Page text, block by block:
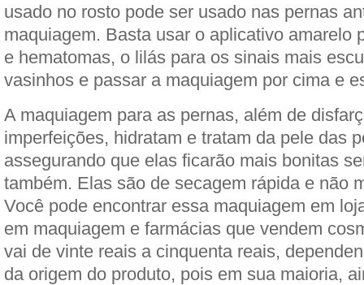
usado no rosto pode ser usado nas pernas
maquiagem. Basta usar o aplicativo amarelo
e hematomas, o lilás para os sinais mais
vasinhos e passar a maquiagem por cima e
A maquiagem para as pernas, além de
imperfeições, hidratam e tratam da pele das
assegurando que elas ficarão mais bonitas
também. Elas são de secagem rápida e não
Você pode encontrar essa maquiagem em
em maquiagem e farmácias que vendem
vai de vinte reais a cinquenta reais,
da origem do produto, pois em sua maioria,